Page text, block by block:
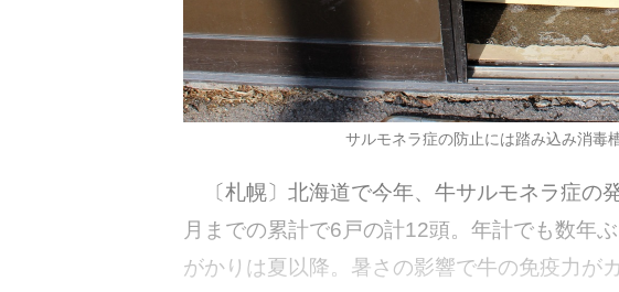
サルモネラ症の防止には踏み込み消毒
〔札幌〕北海道で今年、牛サルモネラ症の
月までの累計で6戸の計12頭。年計でも数年
がかりは夏以降。暑さの影響で牛の免疫力が